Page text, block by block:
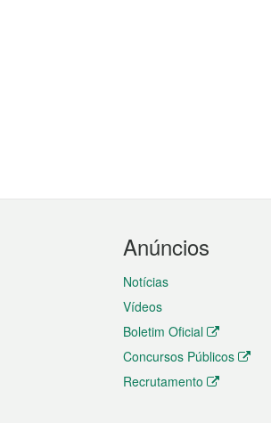
Anúncios
Notícias
Vídeos
Boletim Oficial
Concursos Públicos
Recrutamento